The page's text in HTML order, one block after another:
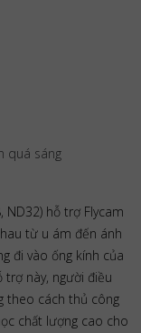
quá sáng
ND32) hỗ trợ Flycam
từ u ám đến ánh
đi vào ống kính của
trợ này, người điều
theo cách thủ công
chất lượng cao cho